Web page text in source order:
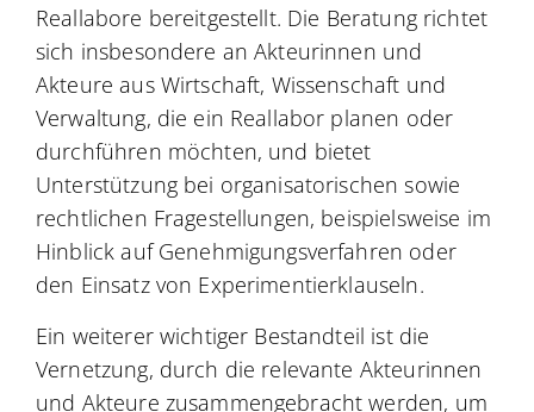
Reallabore bereitgestellt. Die Beratung richtet
sich insbesondere an Akteurinnen und
Akteure aus Wirtschaft, Wissenschaft und
Verwaltung, die ein Reallabor planen oder
durchführen möchten, und bietet
Unterstützung bei organisatorischen sowie
rechtlichen Fragestellungen, beispielsweise im
Hinblick auf Genehmigungsverfahren oder
den Einsatz von Experimentierklauseln.
Ein weiterer wichtiger Bestandteil ist die
Vernetzung, durch die relevante Akteurinnen
und Akteure zusammengebracht werden, um